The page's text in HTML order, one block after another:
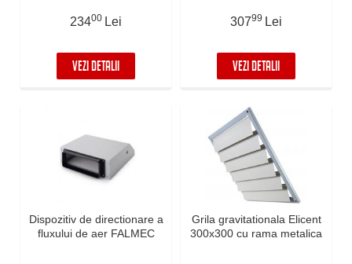
23400 Lei
VEZI DETALII
30799 Lei
VEZI DETALII
Dispozitiv de directionare a
fluxului de aer FALMEC
Grila gravitationala Elicent
300x300 cu rama metalica